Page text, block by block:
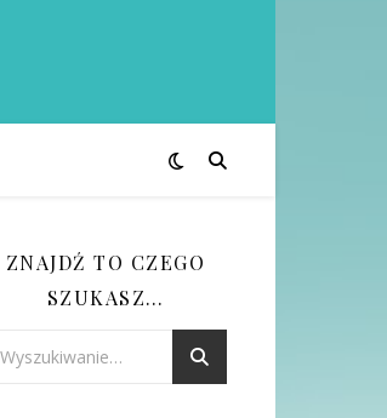
ZNAJDŹ TO CZEGO
SZUKASZ…